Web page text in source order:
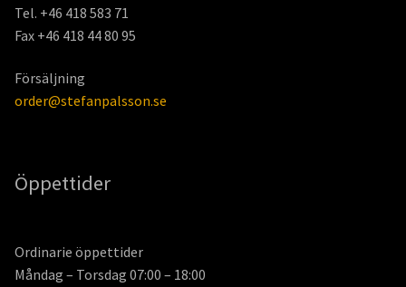
Tel. +46 418 583 71
Fax +46 418 44 80 95
Försäljning
order@stefanpalsson.se
Öppettider
Ordinarie öppettider
Måndag – Torsdag 07:00 – 18:00